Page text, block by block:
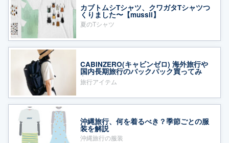
カブトムシTシャツ、クワガタTシャツつ
くりました〜【mussii】
夏のTシャツ
CABINZERO(キャビンゼロ) 海外旅行や
国内長期旅行のバックパック買ってみ
た！
旅行アイテム
沖縄旅行、何を着るべき？季節ごとの服
装を解説
沖縄旅行の服装